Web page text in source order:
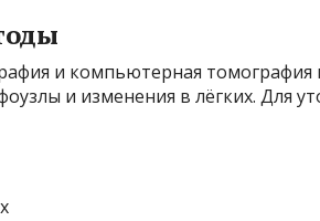
и компьютерная томография
и изменения в лёгких. Для